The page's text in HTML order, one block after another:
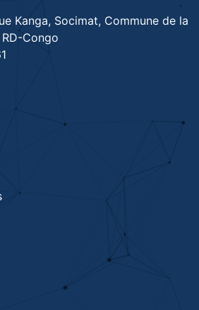
Kanga, Socimat, Commune de la
Congo